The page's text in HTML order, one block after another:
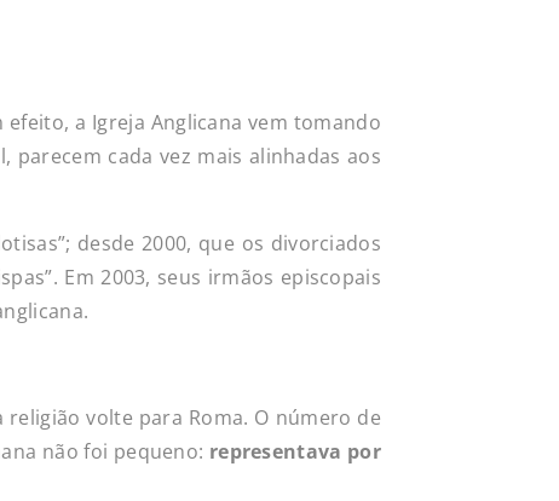
a Igreja Anglicana vem tomando
parecem cada vez mais alinhadas aos
desde 2000, que os divorciados
Em 2003, seus irmãos episcopais
volte para Roma. O número de
não foi pequeno: representava por